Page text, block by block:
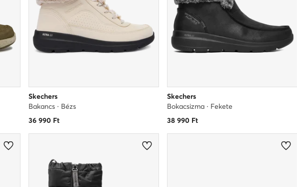
Skechers
Bakancs · Bézs
36 990Ft
Skechers
Bokacsizma · Fekete
38 990 Ft